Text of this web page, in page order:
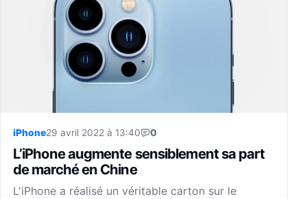
iPhone29 avril 2022 à 13:40 0
L’iPhone augmente sensiblement sa part
de marché en Chine
L'iPhone a réalisé un véritable carton sur le